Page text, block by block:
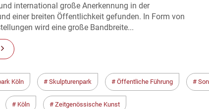
international große Anerkennung in der
einer breiten Öffentlichkeit gefunden. In Form von
wird eine große Bandbreite...
Köln Skulpturenpark Öffentliche Führung
Köln Zeitgenössische Kunst